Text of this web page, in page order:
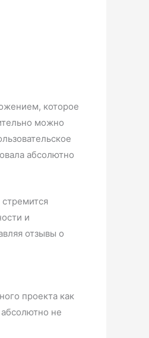
которое
можно
абсолютно
и
отзывы о
проекта как
не